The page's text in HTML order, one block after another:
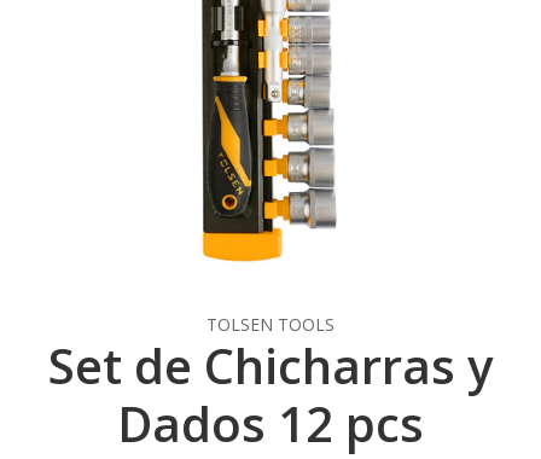
TOLSEN TOOLS
Set de Chicharras y
Dados 12 pcs